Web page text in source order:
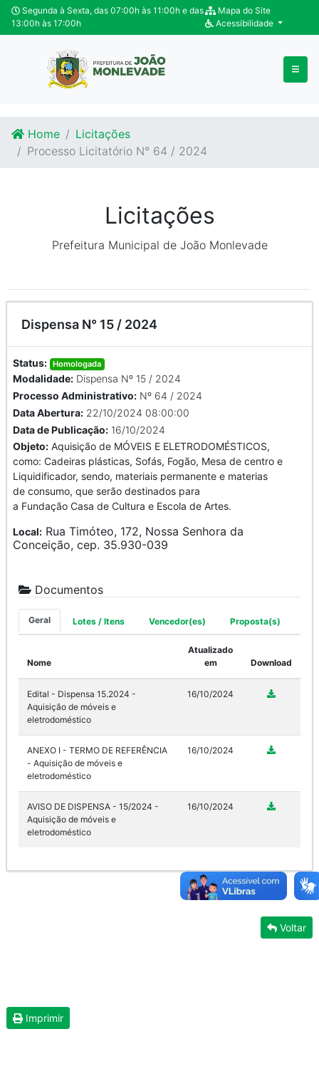
Ir para o conteúdo
Ir para o fim do conteúdo
Segunda à Sexta, das 07:00h às 11:00h e das
13:00h às 17:00h
Mapa do Site
Acessibilidade
Home
Licitações
Processo Licitatório N° 64 / 2024
Licitações
Prefeitura Municipal de João Monlevade
Dispensa N° 15 / 2024
Status: Homologada
Modalidade: Dispensa Nº 15 / 2024
Processo Administrativo: Nº 64 / 2024
Data Abertura: 22/10/2024 08:00:00
Data de Publicação: 16/10/2024
Objeto: Aquisição de MÓVEIS E ELETRODOMÉSTICOS,
como: Cadeiras plásticas, Sofás, Fogão, Mesa de centro e
Liquidificador, sendo, materiais permanente e materias
de consumo, que serão destinados para
a Fundação Casa de Cultura e Escola de Artes.
Local: Rua Timóteo, 172, Nossa Senhora da
Conceição, cep. 35.930-039
Documentos
Geral Lotes / Itens Vencedor(es) Proposta(s)
Nome
Atualizado
em
Download
Edital - Dispensa 15.2024 -
Aquisição de móveis e
eletrodoméstico
16/10/2024
ANEXO I - TERMO DE REFERÊNCIA
- Aquisição de móveis e
eletrodoméstico
16/10/2024
AVISO DE DISPENSA - 15/2024 -
Aquisição de móveis e
eletrodoméstico
16/10/2024
Voltar
Imprimir